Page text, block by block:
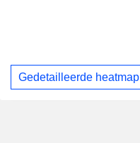
Gedetailleerde heatmap